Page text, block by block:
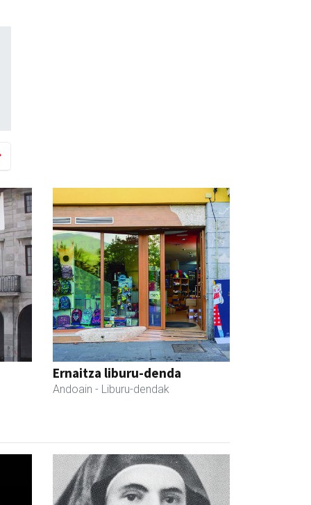
Ernaitza liburu-denda
Andoain - Liburu-dendak